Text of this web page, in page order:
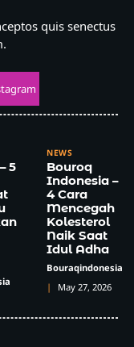
quis senectus
5
NEWS
Bouroq
Indonesia –
4 Cara
Mencegah
Kolesterol
Naik Saat
Idul Adha
Bouraqindonesia
May 27, 2026